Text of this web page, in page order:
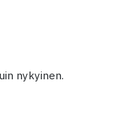
nykyinen.